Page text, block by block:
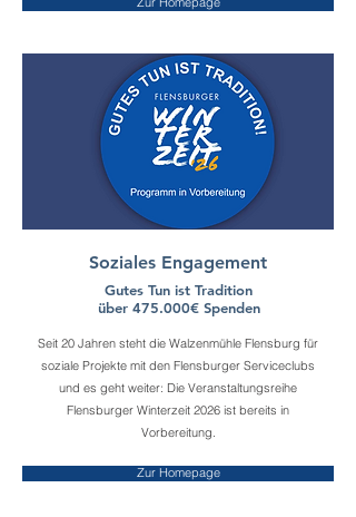
Soziales Engagement
Gutes Tun ist Tradition
über 475.000€ Spenden
Seit 20 Jahren steht die Walzenmühle Flensburg für
soziale Projekte mit den Flensburger Serviceclubs
und es geht weiter: Die Veranstaltungsreihe
Flensburger Winterzeit 2026 ist bereits in
Vorbereitung.
Zur Homepage